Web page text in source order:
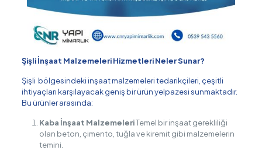
Şişli İnşaat Malzemeleri Hizmetleri Neler Sunar?
Şişli bölgesindeki inşaat malzemeleri tedarikçileri, çeşitli
ihtiyaçları karşılayacak geniş bir ürün yelpazesi sunmaktadır.
Bu ürünler arasında:
Kaba İnşaat MalzemeleriTemel bir inşaat gerekliliği
olan beton, çimento, tuğla ve kiremit gibi malzemelerin
temini.